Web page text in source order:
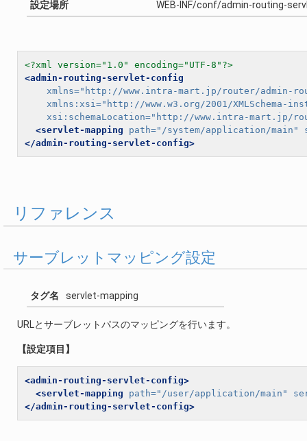
設定場所 WEB-INF/conf/admin-routing-
<?xml version="1.0" encoding="UTF-8"?>
<admin-routing-servlet-config
xmlns="http://www.intra-mart.jp/router/admin-
xmlns:xsi="http://www.w3.org/2001/XMLSchema-
xsi:schemaLocation="http://www.intra-mart.jp/
<servlet-mapping
path="/system/application/main"
</admin-routing-servlet-config>
リファレンス
サーブレットマッピング設定
タグ名 servlet-mapping
URLとサーブレットパスのマッピングを行います。
【設定項目】
<admin-routing-servlet-config>
<servlet-mapping
path="/user/application/main"
</admin-routing-servlet-config>